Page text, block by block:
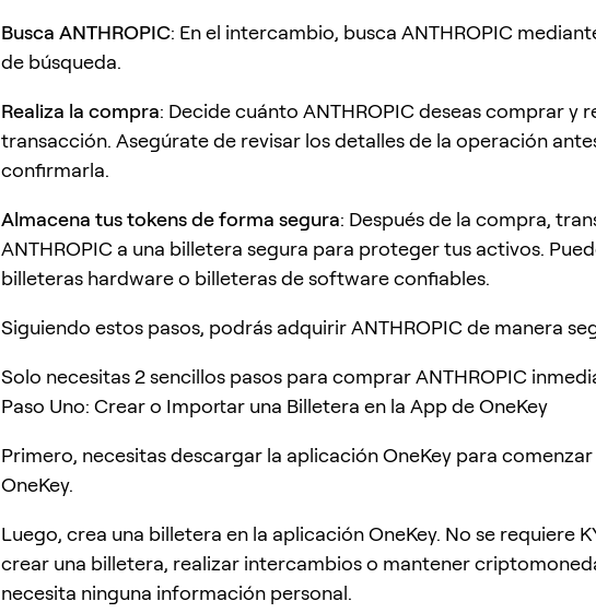
Busca ANTHROPIC: En el intercambio, busca ANTHROPIC
de búsqueda.
Realiza la compra: Decide cuánto ANTHROPIC deseas comprar y
transacción. Asegúrate de revisar los detalles de la operación
confirmarla.
Almacena tus tokens de forma segura: Después de la compra,
ANTHROPIC a una billetera segura para proteger tus activos.
billeteras hardware o billeteras de software confiables.
Siguiendo estos pasos, podrás adquirir ANTHROPIC de manera
Solo necesitas 2 sencillos pasos para comprar ANTHROPIC
Paso Uno: Crear o Importar una Billetera en la App de OneKey
Primero, necesitas descargar la aplicación OneKey para
OneKey.
Luego, crea una billetera en la aplicación OneKey. No se requiere
crear una billetera, realizar intercambios o mantener
necesita ninguna información personal.